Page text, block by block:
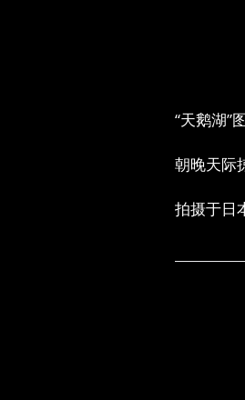
“天鹅湖”
朝晚天际
拍摄于日